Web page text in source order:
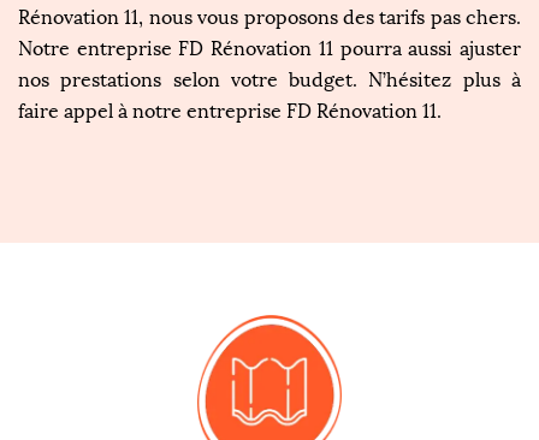
Rénovation 11, nous vous proposons des tarifs pas chers.
Notre entreprise FD Rénovation 11 pourra aussi ajuster
nos prestations selon votre budget. N’hésitez plus à
faire appel à notre entreprise FD Rénovation 11.